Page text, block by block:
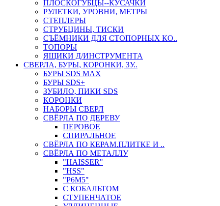
ПЛОСКОГУБЦЫ--КУСАЧКИ
РУЛЕТКИ, УРОВНИ, МЕТРЫ
СТЕПЛЕРЫ
СТРУБЦИНЫ, ТИСКИ
СЪЁМНИКИ ДЛЯ СТОПОРНЫХ КО..
ТОПОРЫ
ЯЩИКИ Д/ИНСТРУМЕНТА
СВЕРЛА, БУРЫ, КОРОНКИ, ЗУ..
БУРЫ SDS MAX
БУРЫ SDS+
ЗУБИЛО, ПИКИ SDS
КОРОНКИ
НАБОРЫ СВЕРЛ
СВЁРЛА ПО ДЕРЕВУ
ПЕРОВОЕ
СПИРАЛЬНОЕ
СВЁРЛА ПО КЕРАМ.ПЛИТКЕ И ..
СВЁРЛА ПО МЕТАЛЛУ
"HAISSER"
"HSS"
"Р6М5"
С КОБАЛЬТОМ
СТУПЕНЧАТОЕ